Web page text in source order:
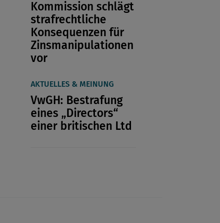
Kommission schlägt
strafrechtliche
Konsequenzen für
Zinsmanipulationen
vor
AKTUELLES & MEINUNG
VwGH: Bestrafung
eines „Directors“
einer britischen Ltd